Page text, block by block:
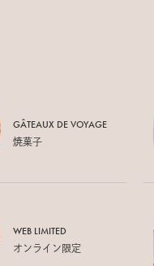
GÂTEAUX DEVOYAGE
焼菓子
WEB LIMITED
オンライン限定